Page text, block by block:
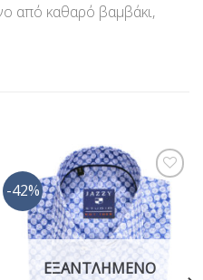
από καθαρό βαμβάκι,
-42%
Προσθήκη
στη Λίστα
Επιθυμίας
ΕΞΑΝΤΛΗΜΈΝΟ